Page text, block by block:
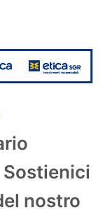
Sostienici
nostro